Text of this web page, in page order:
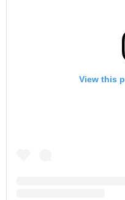
View this